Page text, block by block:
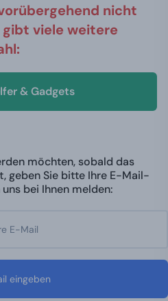
nicht
viele weitere
& Gadgets
möchten, sobald das
geben Sie bitte Ihre E-Mail-
bei Ihnen melden:
eingeben